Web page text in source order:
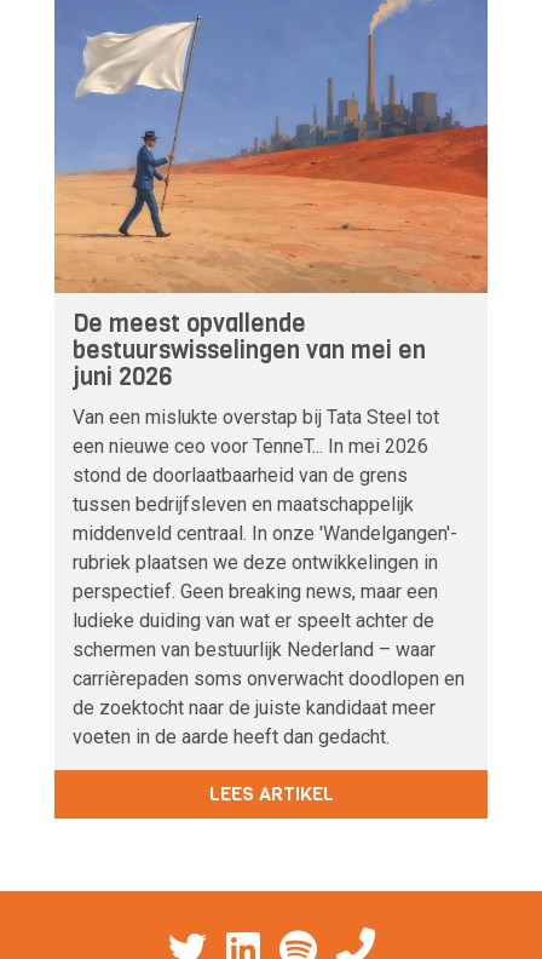
De meest opvallende
bestuurswisselingen van mei en
juni 2026
Van een mislukte overstap bij Tata Steel tot
een nieuwe ceo voor TenneT... In mei 2026
stond de doorlaatbaarheid van de grens
tussen bedrijfsleven en maatschappelijk
middenveld centraal. In onze 'Wandelgangen'-
rubriek plaatsen we deze ontwikkelingen in
perspectief. Geen breaking news, maar een
ludieke duiding van wat er speelt achter de
schermen van bestuurlijk Nederland – waar
carrièrepaden soms onverwacht doodlopen en
de zoektocht naar de juiste kandidaat meer
voeten in de aarde heeft dan gedacht.
LEES ARTIKEL